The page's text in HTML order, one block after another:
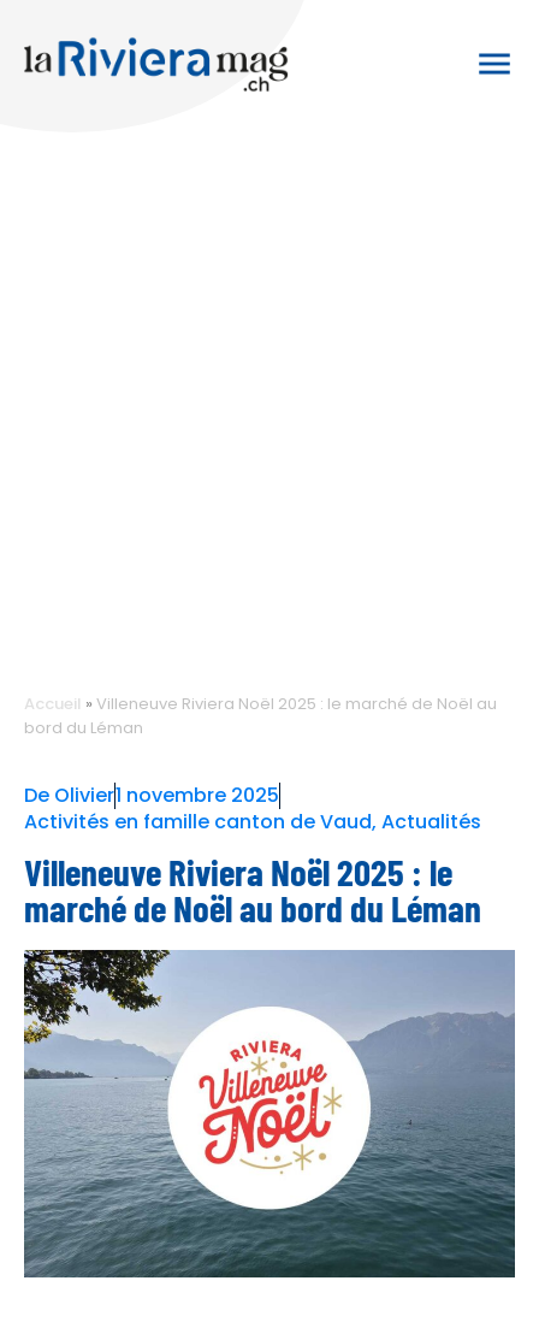
Accueil » Villeneuve Riviera Noël 2025 : le marché de Noël au
bord du Léman
De Olivier1 novembre 2025
Activités en famille canton de Vaud, Actualités
Villeneuve Riviera Noël 2025 : le
marché de Noël au bord du Léman